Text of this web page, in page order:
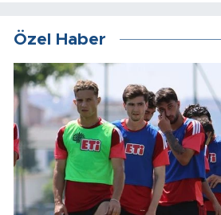
Özel Haber